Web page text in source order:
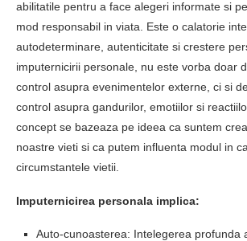
abilitatile pentru a face alegeri informate si
mod responsabil in viata. Este o calatorie
autodeterminare, autenticitate si crestere
imputernicirii personale, nu este vorba doar
control asupra evenimentelor externe, ci si
control asupra gandurilor, emotiilor si
concept se bazeaza pe ideea ca suntem
noastre vieti si ca putem influenta modul in
circumstantele vietii.
Imputernicirea personala implica:
Auto-cunoasterea: Intelegerea profunda